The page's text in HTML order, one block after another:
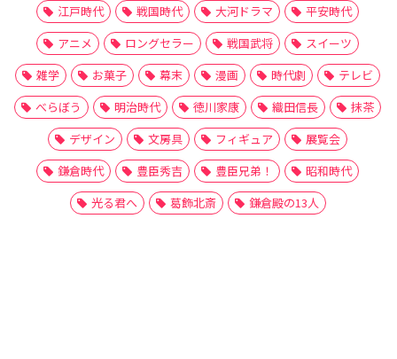
江戸時代 戦国時代 大河ドラマ
平安時代
アニメ
ロングセラー 戦国武将
スイーツ
雑学
お菓子 幕末 漫画 時代劇
テレビ
べらぼう
明治時代 徳川家康 織田信長
抹茶
デザイン
文房具 フィギュア
展覧会
鎌倉時代
豊臣秀吉 豊臣兄弟！
昭和時代
光る君へ
葛飾北斎 鎌倉殿の13人